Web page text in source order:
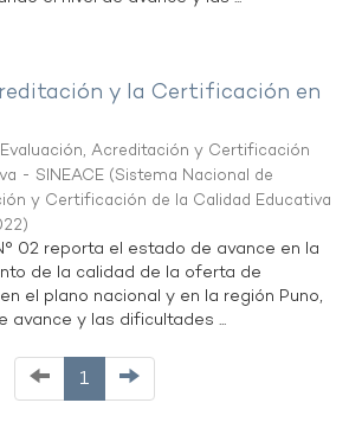
y la Certificación en
Acreditación y Certificación
- SINEACE (Sistema Nacional de
y Certificación de la Calidad Educativa
)
02 reporta el estado de avance en la
de la calidad de la oferta de
el plano nacional y en la región Puno,
avance y las dificultades ...
1